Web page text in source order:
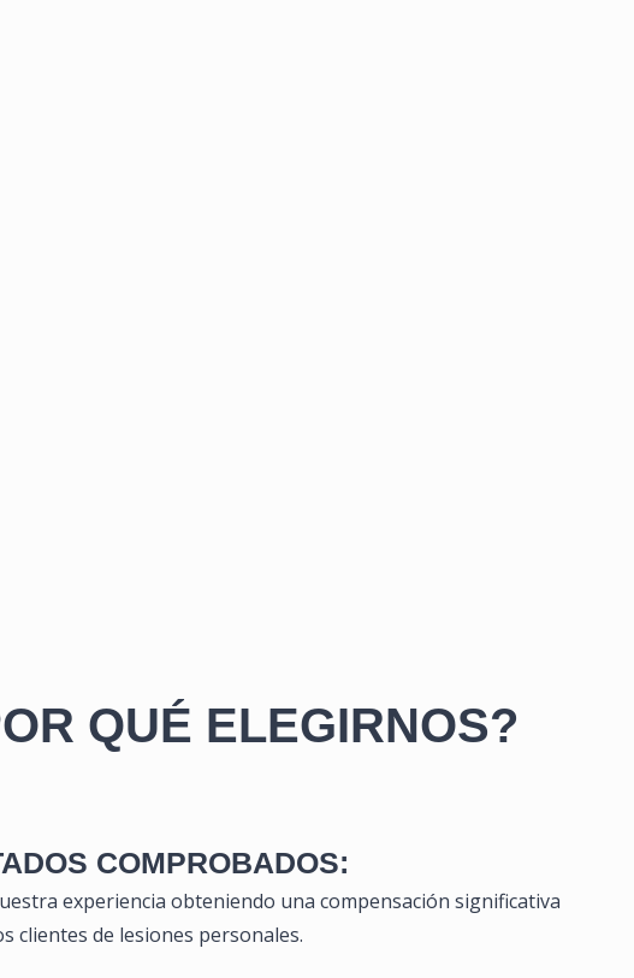
QUÉ ELEGIRNOS?
COMPROBADOS:
experiencia obteniendo una compensación significativa
clientes de lesiones personales.